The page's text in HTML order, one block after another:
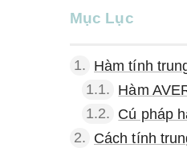
Mục Lục
1. Hàm tính
1.1. Hàm
1.2. Cú pháp
2. Cách tính